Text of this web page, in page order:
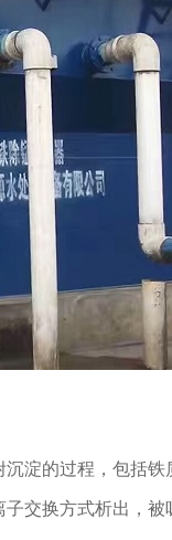
淀的过程，包括铁
交换方式析出，被